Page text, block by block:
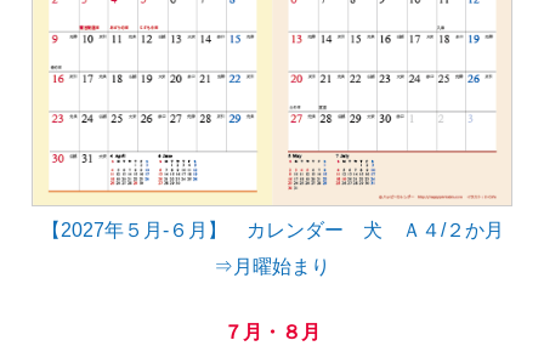
【2027年５月-６月】 カレンダー 犬 Ａ４/２か月
⇒月曜始まり
７月・８月